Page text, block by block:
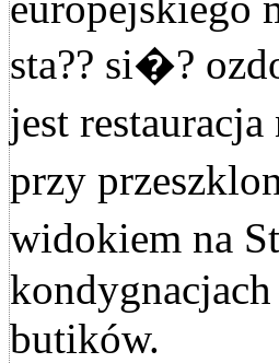
sta?? si�?
jest
przy
widokiem na
butików.